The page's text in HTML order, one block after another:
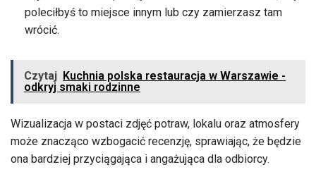
poleciłbyś to miejsce innym lub czy zamierzasz tam
wrócić.
Czytaj Kuchnia polska restauracja w Warszawie -
odkryj smaki rodzinne
Wizualizacja w postaci zdjęć potraw, lokalu oraz atmosfery
może znacząco wzbogacić recenzję, sprawiając, że będzie
ona bardziej przyciągająca i angażująca dla odbiorcy.